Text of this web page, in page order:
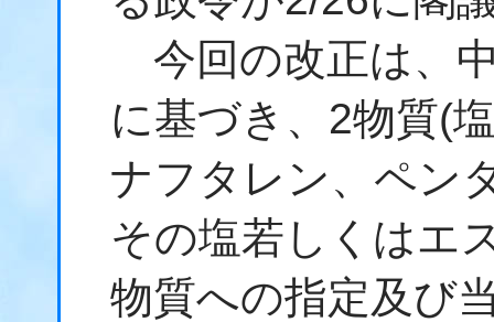
今回の改正は、
に基づき、2物質(
ナフタレン、ペン
その塩若しくはエ
物質への指定及び